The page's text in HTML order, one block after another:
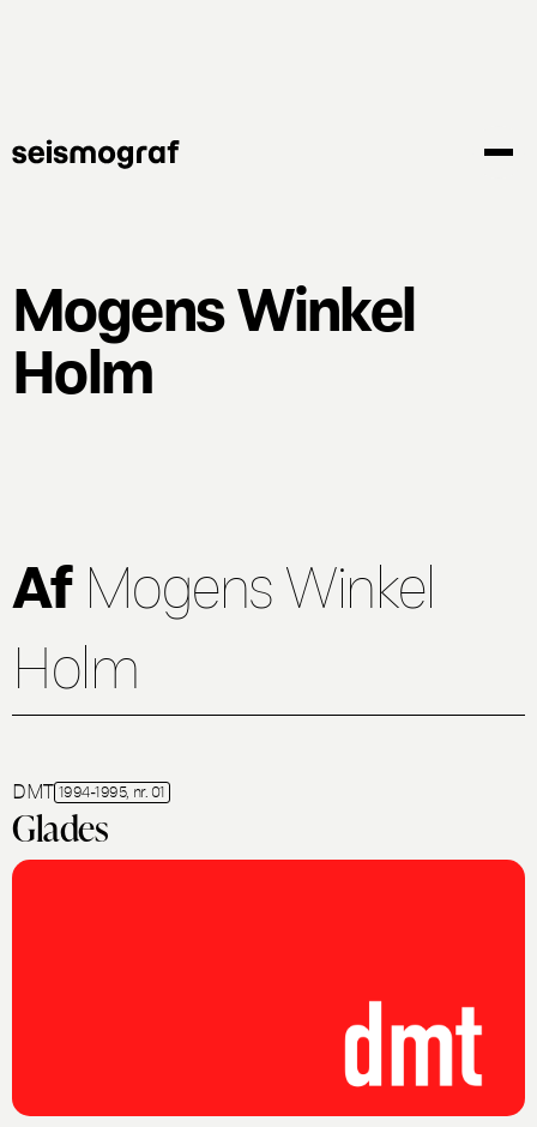
Mogens Winkel
Holm
Af Mogens Winkel
Holm
DMT 1994-1995, nr. 01
Glades